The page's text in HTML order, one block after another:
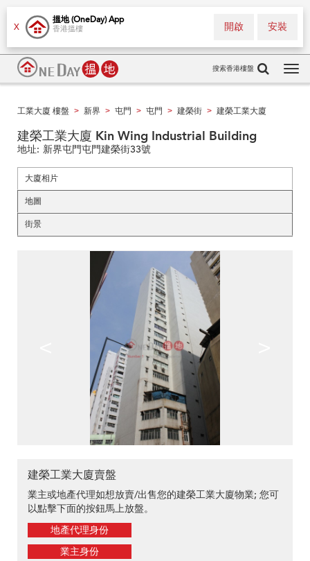
X
搵地 (OneDay) App
香港搵樓 安裝
開啟
搜索香港樓盤
工業大廈 樓盤 > 新界 > 屯門 > 屯門 > 建榮街 > 建榮工業大廈
建榮工業大廈 Kin Wing Industrial Building
地址: 新界屯門屯門建榮街33號
大廈相片
地圖
街景
建榮工業大廈賣盤
業主或地產代理如想放賣/出售您的建榮工業大廈物業; 您可
以點擊下面的按鈕馬上放盤。
地產代理身份
業主身份